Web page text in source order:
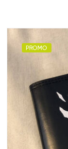
PROMO